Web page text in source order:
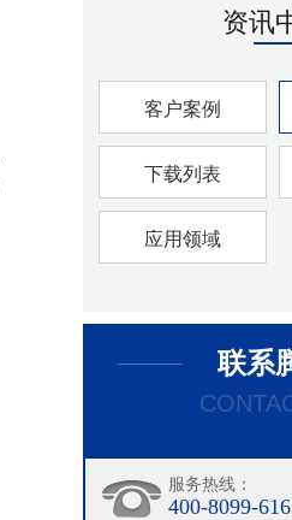
资讯
客户案例
下载列表
应用领域
联系
服务热线：
400-8099-616